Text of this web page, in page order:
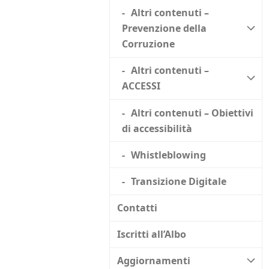
Altri contenuti –
Prevenzione della
Corruzione
Altri contenuti –
ACCESSI
Altri contenuti – Obiettivi
di accessibilità
Whistleblowing
Transizione Digitale
Contatti
Iscritti all’Albo
Aggiornamenti